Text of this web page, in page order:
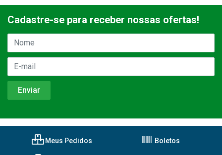
Cadastre-se para receber nossas ofertas!
Meus Pedidos Boletos